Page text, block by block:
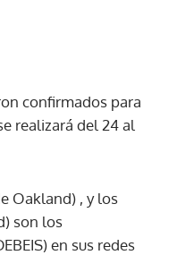
confirmados para
realizará del 24 al
Oakland) , y los
son los
en sus redes